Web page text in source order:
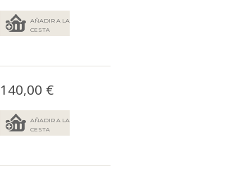
AÑADIR A LA
CESTA
140,00 €
AÑADIR A LA
CESTA